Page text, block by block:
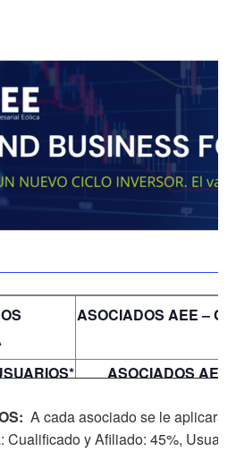
ASOCIADOS AEE –
ASOCIADOS AEE
A cada asociado se le aplicará
Cualificado y Afiliado: 45%,